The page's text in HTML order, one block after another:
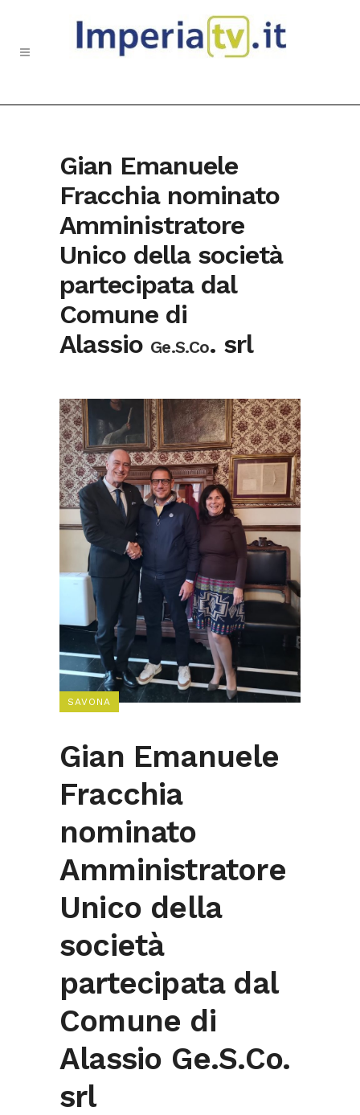
Gian Emanuele
Fracchia nominato
Amministratore
Unico della società
partecipata dal
Comune di
Alassio Ge.S.Co. srl
SAVONA
Gian Emanuele
Fracchia
nominato
Amministratore
Unico della
società
partecipata dal
Comune di
Alassio Ge.S.Co.
srl